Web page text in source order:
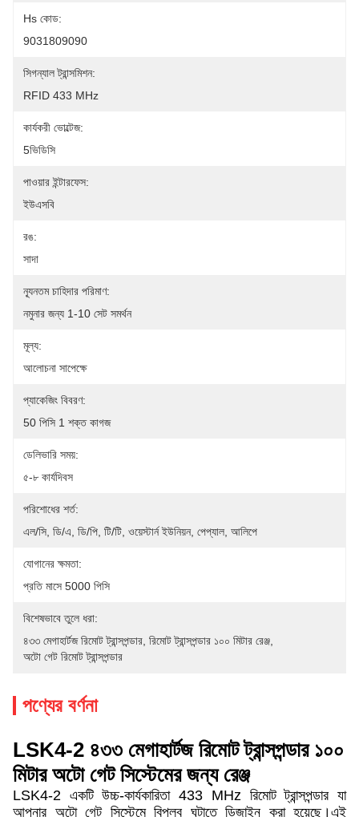
Hs কোড:
9031809090
সিগন্যাল ট্রান্সমিশন:
RFID 433 MHz
কার্যকরী ভোল্টেজ:
5ভিডিসি
পাওয়ার ইন্টারফেস:
ইউএসবি
রঙ:
সাদা
ন্যূনতম চাহিদার পরিমাণ:
নমুনার জন্য 1-10 সেট সমর্থন
মূল্য:
আলোচনা সাপেক্ষে
প্যাকেজিং বিবরণ:
50 পিসি 1 শক্ত কাগজ
ডেলিভারি সময়:
৫-৮ কার্যদিবস
পরিশোধের শর্ত:
এল/সি, ডি/এ, ডি/পি, টি/টি, ওয়েস্টার্ন ইউনিয়ন, পেপ্যাল, আলিপে
যোগানের ক্ষমতা:
প্রতি মাসে 5000 পিসি
বিশেষভাবে তুলে ধরা:
৪৩৩ মেগাহার্টজ রিমোট ট্রান্সপন্ডার রিমোট ট্রান্সপন্ডার ১০০ মিটার রেঞ্জ
অটো গেট রিমোট ট্রান্সপন্ডার
পণ্যের বর্ণনা
LSK4-2 ৪৩৩ মেগাহার্টজ রিমোট ট্রান্সপন্ডার ১০০
মিটার অটো গেট সিস্টেমের জন্য রেঞ্জ
LSK4-2 একটি উচ্চ-কার্যকারিতা 433 MHz রিমোট ট্রান্সপন্ডার যা
আপনার অটো গেট সিস্টেমে বিপ্লব ঘটাতে ডিজাইন করা হয়েছে।এই